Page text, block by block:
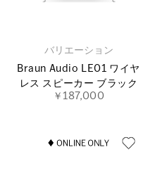
バリエーション
Braun Audio LE01 ワイヤ
レス スピーカー ブラック
￥187,000